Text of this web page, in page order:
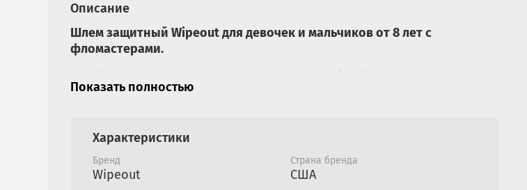
Описание
Шлем защитный Wipeout для девочек и мальчиков от 8 лет с
фломастерами.
другое);
велосипедах и скейтборде;
Экологически чистый пластиковый прочный корпус;
В комплекте 5 маркеров разных цветов и 8 трафаретов, которые
Показать полностью
Характеристики
Бренд
Wipeout
Страна бренда
США